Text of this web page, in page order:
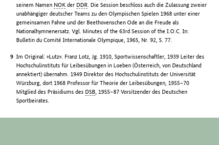
seinem Namen NOK der DDR . Die Session beschloss auch die Zulassung zweier
unabhängiger deutscher Teams zu den Olympischen Spielen 1968 unter einer
gemeinsamen Fahne und der Beethovenschen Ode an die Freude als
Nationalhymnenersatz. Vgl. Minutes of the 63rd Session of the I.O.C. In:
Bulletin du Comité Internationale Olympique, 1965, Nr. 92, S. 77.
Im Original: »Lutz«. Franz Lotz, Jg. 1910, Sportwissenschaftler, 1939 Leiter des
Hochschulinstituts für Leibesübungen in Loeben (Österreich, von Deutschland
annektiert) übernahm. 1949 Direktor des Hochschulinstituts der Universität
Würzburg, dort 1968 Professor für Theorie der Leibesübungen, 1955–70
Mitglied des Präsidiums des DSB , 1955–87 Vorsitzender des Deutschen
Sportbeirates.